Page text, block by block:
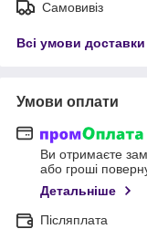
Самовивіз
Всі умови доставки
Умови оплати
Ви отримаєте
або гроші
Детальніше
Післяплата